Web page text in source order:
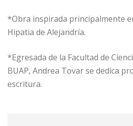
*Obra inspirada principalmente
Hipatia de Alejandría.
*Egresada de la Facultad de
BUAP, Andrea Tovar se dedica
escritura.